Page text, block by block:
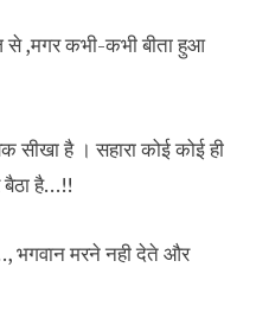
,मगर कभी-कभी बीता हुआ
है । सहारा कोई कोई ही
बैठा है…!!
भगवान मरने नही देते और